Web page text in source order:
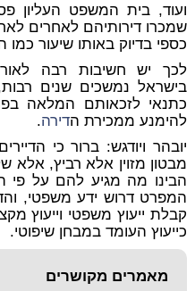
ועוד, בית המשפט העליון
שמכרו דירותיהם לאחרים
כספי בדיוק באותו שיעור כמו
לכך יש חשיבות רבה
בישראל נמשכים שנים
כתנאי לזכאותם המלאה
להימנע ממכירת הדירה.
יובהר ויודגש: ברור כי
מבטון מזוין אלא רביץ, אלא
הבינו מה מגיע להם על פי
המפרט דרוש ידע משפטי,
קבלת ייעוץ משפטי וייעוץ
כייעוץ העומד במבחן שיפוטי.
מאמרים מקושרים